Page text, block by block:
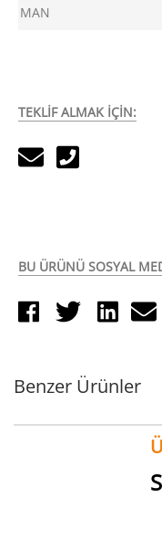
MAN
TEKLİF ALMAK İÇİN:
BU ÜRÜNÜ SOSYAL
Benzer Ürünler